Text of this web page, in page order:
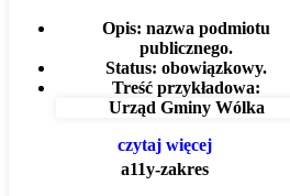
Opis: nazwa podmiotu
publicznego.
Status: obowiązkowy.
Treść przykładowa:
Urząd Gminy Wólka
czytaj więcej
a11y-zakres